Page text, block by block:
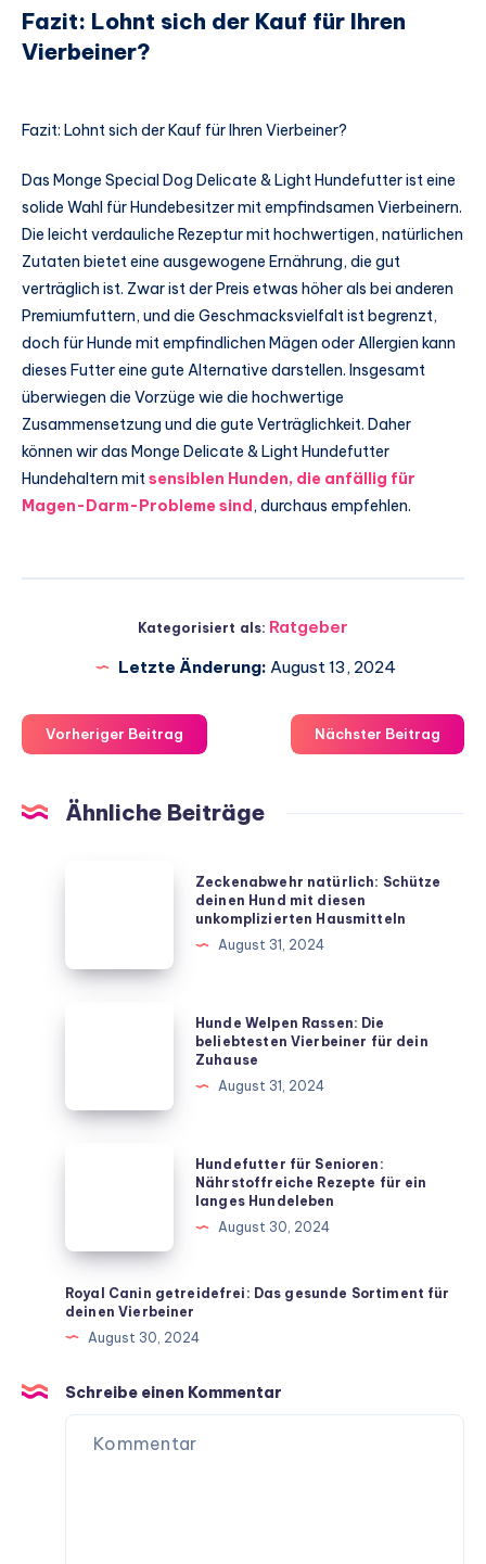
Fazit: Lohnt sich der Kauf für Ihren
Vierbeiner?
Fazit: Lohnt sich der Kauf für Ihren Vierbeiner?
Das Monge Special Dog Delicate & Light Hundefutter ist eine
solide Wahl für Hundebesitzer mit empfindsamen Vierbeinern.
Die leicht verdauliche Rezeptur mit hochwertigen, natürlichen
Zutaten bietet eine ausgewogene Ernährung, die gut
verträglich ist. Zwar ist der Preis etwas höher als bei anderen
Premiumfuttern, und die Geschmacksvielfalt ist begrenzt,
doch für Hunde mit empfindlichen Mägen oder Allergien kann
dieses Futter eine gute Alternative darstellen. Insgesamt
überwiegen die Vorzüge wie die hochwertige
Zusammensetzung und die gute Verträglichkeit. Daher
können wir das Monge Delicate & Light Hundefutter
Hundehaltern mitsensiblen Hunden, die anfällig für
Magen-Darm-Probleme sind, durchaus empfehlen.
Kategorisiert als: Ratgeber
Letzte Änderung: August 13, 2024
Vorheriger Beitrag Nächster Beitrag
Ähnliche Beiträge
Hund
Zeckenabwehr natürlich: Schütze
deinen Hund mit diesen
unkomplizierten Hausmitteln
August 31, 2024
beliebtesten
Hunde Welpen Rassen: Die
beliebtesten Vierbeiner für dein
Zuhause
August 31, 2024
Rezepte
für
ein
langes
Hundefutter für Senioren:
Nährstoffreiche Rezepte für ein
langes Hundeleben
August 30, 2024
Royal Canin getreidefrei: Das gesunde Sortiment für
deinen Vierbeiner
August 30, 2024
Schreibe einen Kommentar